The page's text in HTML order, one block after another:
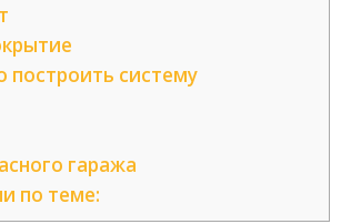
построить систему
гаража
по теме: